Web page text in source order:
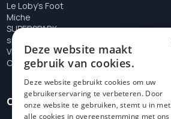
Le Loby's Foot
Miche
SUPERSPARK
special tools
VELOX
Campagnolo
Openingstijden
FRENCH
ENGLISH
Deze website maakt
gebruik van cookies.
Deze website gebruikt cookies om uw
gebruikerservaring te verbeteren. Door
onze website te gebruiken, stemt u in met
alle cookies in overeenstemming met ons